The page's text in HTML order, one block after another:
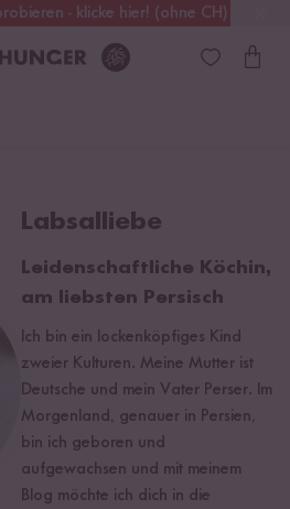
- klicke hier! (ohne CH)
Kostenloser Versand
Labsalliebe
Leidenschaftliche Köchin,
am liebsten Persisch
Ich bin ein lockenköpfiges Kind
zweier Kulturen. Meine Mutter ist
Deutsche und mein Vater Perser. Im
Morgenland, genauer in Persien,
bin ich geboren und
aufgewachsen und mit meinem
Blog möchte ich dich in die